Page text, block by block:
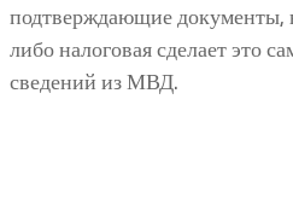
подтверждающие
либо налоговая сделает это
сведений из МВД.